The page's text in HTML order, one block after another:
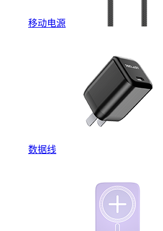
移动电源
数据线